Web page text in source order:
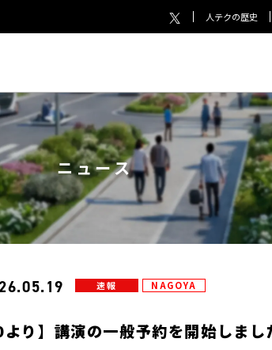
人テクの歴史
ニュース
速報 NAGOYA
より】講演の一般予約を開始しまし